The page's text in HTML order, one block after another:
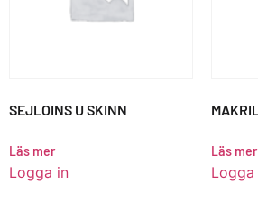
SEJLOINS U SKINN
Läs mer
Logga in
Läs mer
Logga